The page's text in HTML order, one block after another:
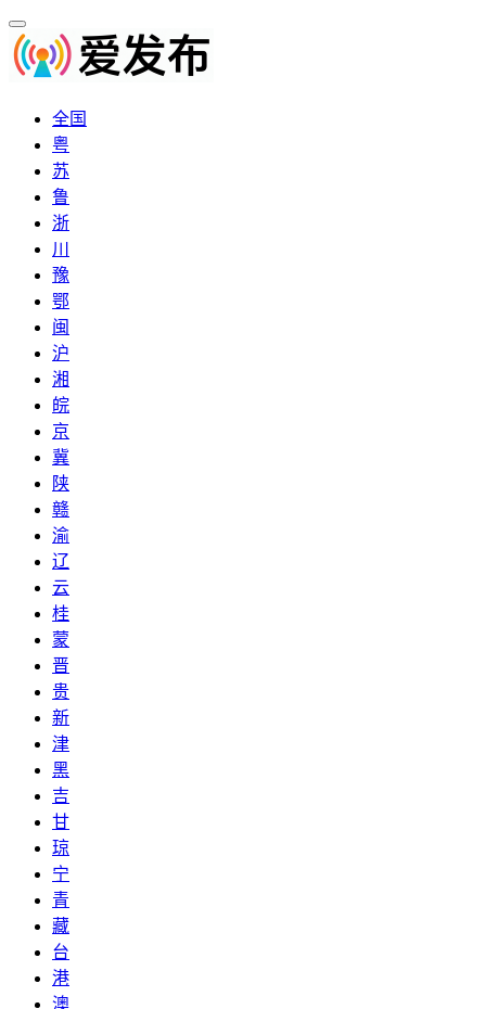
全国
粤
苏
鲁
浙
川
豫
鄂
闽
沪
湘
皖
京
冀
陕
赣
渝
辽
云
桂
蒙
晋
贵
新
津
黑
吉
甘
琼
宁
青
藏
台
港
澳